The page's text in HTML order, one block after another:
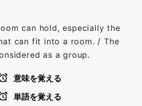
can hold, especially the
can fit into a room. / The
as a group.
意味を覚える
単語を覚える